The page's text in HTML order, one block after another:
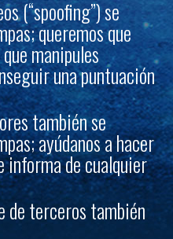
(“spoofing”) se
queremos que
manipules
una puntuación
también se
ayúdanos a hacer
informa de cualquier
de terceros también